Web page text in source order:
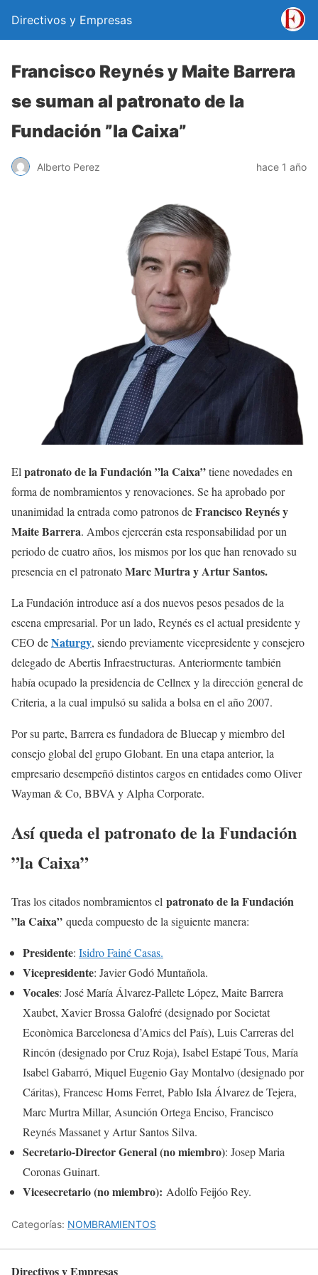
Directivos y Empresas
Francisco Reynés y Maite Barrera
se suman al patronato de la
Fundación ”la Caixa”
Alberto Perez hace 1 año
Elpatronato de la Fundación ”la Caixa”tiene novedades en
forma de nombramientos y renovaciones. Se ha aprobado por
unanimidad la entrada como patronos deFrancisco Reynés y
Maite Barrera. Ambos ejercerán esta responsabilidad por un
periodo de cuatro años, los mismos por los que han renovado su
presencia en el patronatoMarc Murtra y Artur Santos.
La Fundación introduce así a dos nuevos pesos pesados de la
escena empresarial. Por un lado, Reynés es el actual presidente y
CEO deNaturgy, siendo previamente vicepresidente y consejero
delegado de Abertis Infraestructuras. Anteriormente también
había ocupado la presidencia de Cellnex y la dirección general de
Criteria, a la cual impulsó su salida a bolsa en el año 2007.
Por su parte, Barrera es fundadora de Bluecap y miembro del
consejo global del grupo Globant. En una etapa anterior, la
empresario desempeñó distintos cargos en entidades como Oliver
Wayman & Co, BBVA y Alpha Corporate.
Así queda el patronato de la Fundación
”la Caixa”
Tras los citados nombramientos el patronato de la Fundación
”la Caixa” queda compuesto de la siguiente manera:
Presidente: Isidro Fainé Casas.
Vicepresidente: Javier Godó Muntañola.
Vocales: José María Álvarez-Pallete López, Maite Barrera
Xaubet, Xavier Brossa Galofré (designado por Societat
Econòmica Barcelonesa d’Amics del País), Luis Carreras del
Rincón (designado por Cruz Roja), Isabel Estapé Tous, María
Isabel Gabarró, Miquel Eugenio Gay Montalvo (designado por
Cáritas), Francesc Homs Ferret, Pablo Isla Álvarez de Tejera,
Marc Murtra Millar, Asunción Ortega Enciso, Francisco
Reynés Massanet y Artur Santos Silva.
Secretario-Director General (no miembro): Josep Maria
Coronas Guinart.
Vicesecretario (no miembro): Adolfo Feijóo Rey.
Categorías: NOMBRAMIENTOS
Directivos y Empresas